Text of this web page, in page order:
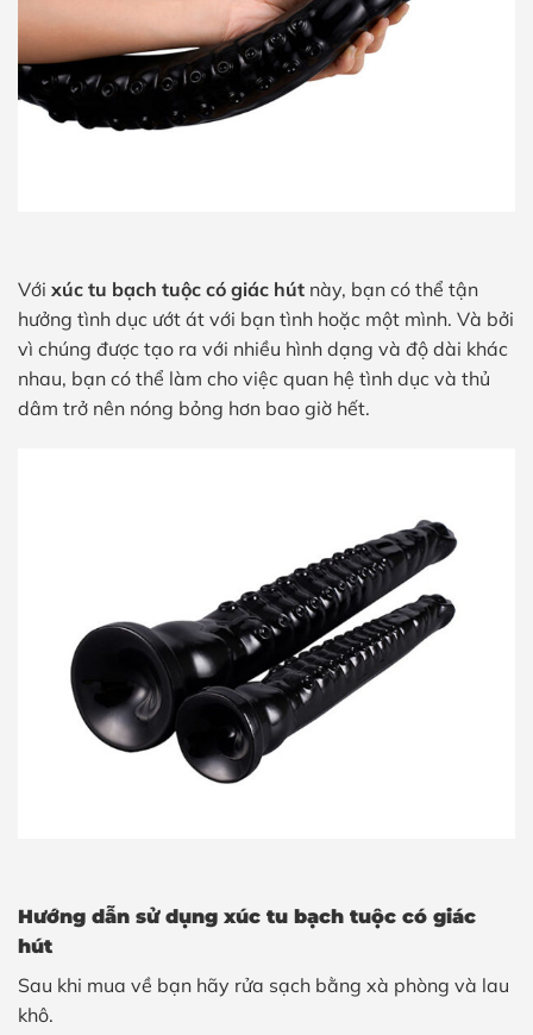
Với xúc tu bạch tuộc có giác hút này, bạn có thể tận
hưởng tình dục ướt át với bạn tình hoặc một mình. Và bởi
vì chúng được tạo ra với nhiều hình dạng và độ dài khác
nhau, bạn có thể làm cho việc quan hệ tình dục và thủ
dâm trở nên nóng bỏng hơn bao giờ hết.
Hướng dẫn sử dụng xúc tu bạch tuộc có giác
hút
Sau khi mua về bạn hãy rửa sạch bằng xà phòng và lau
khô.